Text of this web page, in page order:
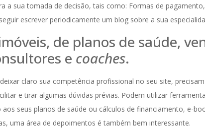
a sua tomada de decisão, tais como: Formas de
escrever periodicamente um blog sobre a sua
de planos de saúde,
e coaches.
claro sua competência profissional no seu site,
e tirar algumas dúvidas prévias. Podem utilizar
seus planos de saúde ou cálculos de financiamento, e-
uma área de depoimentos é também bem interessante.